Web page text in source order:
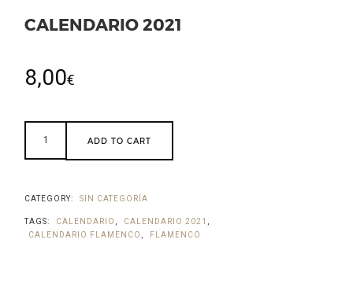
CALENDARIO 2021
8,00€
ADD TO CART
CATEGORY: SIN CATEGORÍA
TAGS: CALENDARIO CALENDARIO 2021
CALENDARIO FLAMENCO
FLAMENCO